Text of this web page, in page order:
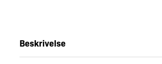
Beskrivelse